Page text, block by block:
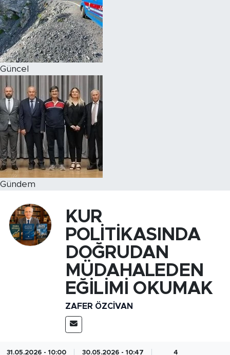
Güncel
Gündem
KUR
POLİTİKASINDA
DOĞRUDAN
MÜDAHALEDEN
EĞİLİMİ OKUMAK
ZAFER ÖZCIVAN
31.05.2026 - 10:00 30.05.2026 - 10:47 4
Magazin
Özel Haber
Politika
Resmi İlanlar
Sağlık
Spor
Turizm